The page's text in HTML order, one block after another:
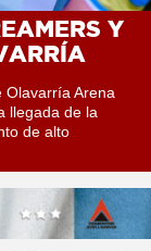
Y
Olavarría Arena
llegada de la
de alto